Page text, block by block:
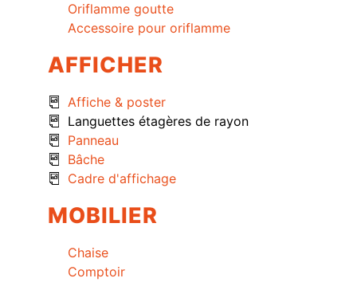
Oriflamme goutte
Accessoire pour oriflamme
AFFICHER
Affiche & poster
Languettes étagères de rayon
Panneau
Bâche
Cadre d'affichage
MOBILIER
Chaise
Comptoir